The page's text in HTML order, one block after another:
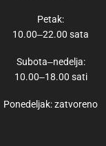
Petak:
10.00‒22.00 sata
Subota‒nedelja:
10.00‒18.00 sati
Ponedeljak: zatvoreno